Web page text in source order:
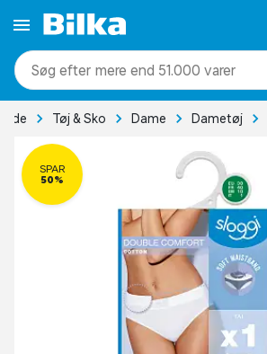
mere end 51.000 varer
Tøj & Sko Dame Dametøj
SPAR
50%